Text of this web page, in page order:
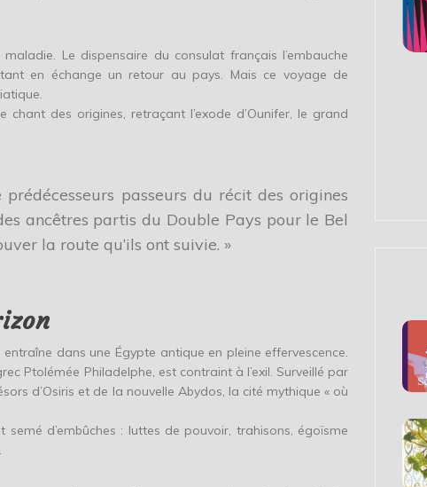
Le dispensaire du consulat français l’embauche
en échange un retour au pays. Mais ce voyage de
des origines, retraçant l’exode d’Ounifer, le grand
passeurs du récit des origines
ancêtres partis du Double Pays pour le Bel
la route qu’ils ont suivie. »
entraîne dans une Égypte antique en pleine effervescence.
Ptolémée Philadelphe, est contraint à l’exil. Surveillé par
d’Osiris et de la nouvelle Abydos, la cité mythique « où
d’embûches : luttes de pouvoir, trahisons, égoïsme